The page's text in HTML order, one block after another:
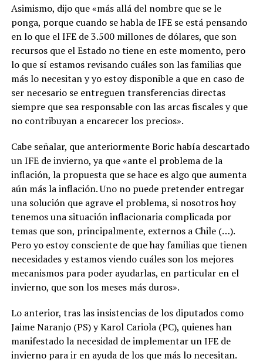
Asimismo, dijo que «más allá del nombre que se le
ponga, porque cuando se habla de IFE se está pensando
en lo que el IFE de 3.500 millones de dólares, que son
recursos que el Estado no tiene en este momento, pero
lo que sí estamos revisando cuáles son las familias que
más lo necesitan y yo estoy disponible a que en caso de
ser necesario se entreguen transferencias directas
siempre que sea responsable con las arcas fiscales y que
no contribuyan a encarecer los precios».
Cabe señalar, que anteriormente Boric había descartado
un IFE de invierno, ya que «ante el problema de la
inflación, la propuesta que se hace es algo que aumenta
aún más la inflación. Uno no puede pretender entregar
una solución que agrave el problema, si nosotros hoy
tenemos una situación inflacionaria complicada por
temas que son, principalmente, externos a Chile (…).
Pero yo estoy consciente de que hay familias que tienen
necesidades y estamos viendo cuáles son los mejores
mecanismos para poder ayudarlas, en particular en el
invierno, que son los meses más duros».
Lo anterior, tras las insistencias de los diputados como
Jaime Naranjo (PS) y Karol Cariola (PC), quienes han
manifestado la necesidad de implementar un IFE de
invierno para ir en ayuda de los que más lo necesitan.